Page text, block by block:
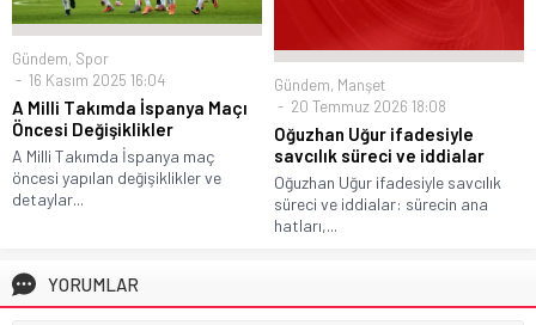
Gündem, Spor
16 Kasım 2025 16:04
A Milli Takımda İspanya Maçı
Öncesi Değişiklikler
A Milli Takımda İspanya maç
öncesi yapılan değişiklikler ve
detaylar...
Gündem, Manşet
20 Temmuz 2026 18:08
Oğuzhan Uğur ifadesiyle
savcılık süreci ve iddialar
Oğuzhan Uğur ifadesiyle savcılık
süreci ve iddialar: sürecin ana
hatları,...
YORUMLAR